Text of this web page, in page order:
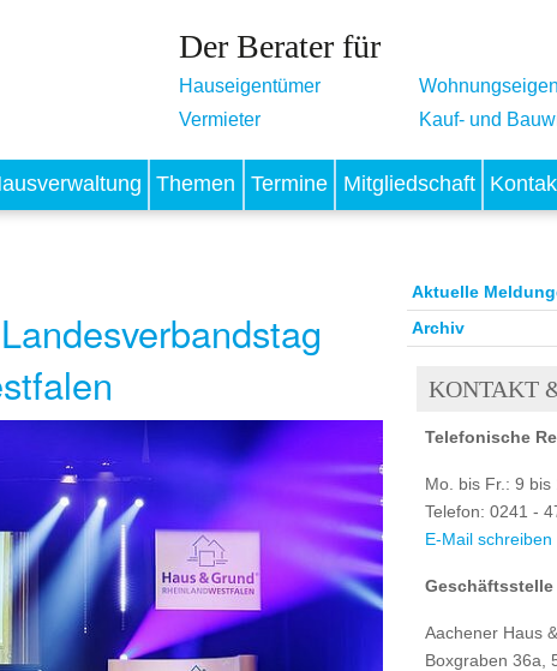
Der Berater für
Hauseigentümer
Vermieter
Kauf- und
Themen Termine Mitgliedschaft
Aktuelle
Archiv
KONTAKT
Telefonische
Mo. bis Fr.: 9 bis
Telefon: 0241 -
E-Mail schreiben
Geschäftsstelle
Aachener Haus
Boxgraben 36a,